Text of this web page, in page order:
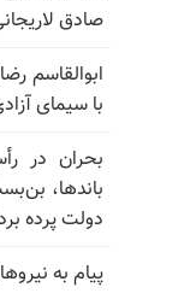
صادق
ابوالقاسم
با سیمای
بحران در
باندها،
دولت پرده
پیام به نیروهای